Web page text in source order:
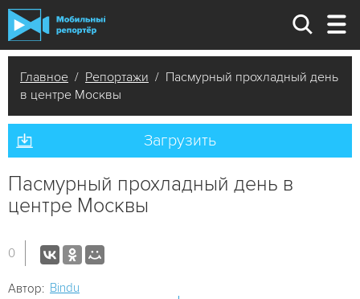
Главное / Репортажи / Пасмурный прохладный день
в центре Москвы
Загрузить
Пасмурный прохладный день в
центре Москвы
0
Автор: Bindu